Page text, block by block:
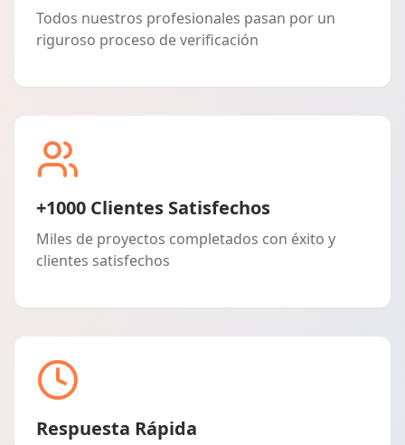
Todos nuestros profesionales pasan por un
riguroso proceso de verificación
+1000 Clientes Satisfechos
Miles de proyectos completados con éxito y
clientes satisfechos
Respuesta Rápida